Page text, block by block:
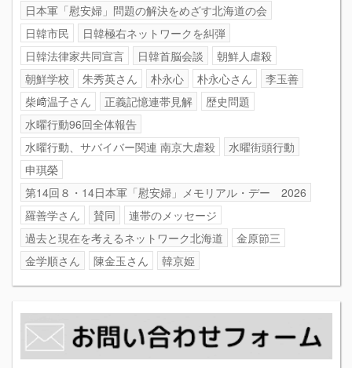
日本軍「慰安婦」問題の解決をめざす北海道の会
日韓市民
日韓極右ネットワークを糾弾
日韓法律家共同宣言
日韓首脳会談
朝鮮人虐殺
朝鮮学校
朱秀英さん 朴永心 朴永心さん
李玉善
柴﨑温子さん
正義記憶連帯見解
歴史問題
水曜行動96回全体報告
水曜行動、サバイバー関連 南京大虐殺
水曜街頭行動
申琪榮
第14回８・14日本軍「慰安婦」メモリアル・デー 2026
羅善学さん
賛同
連帯のメッセージ
過去と現在を考えるネットワーク北海道
金原節三
金学順さん
陳金玉さん 韓京姫